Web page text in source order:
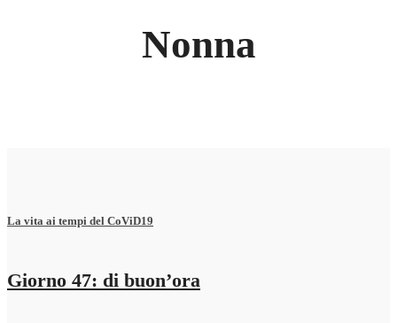
Nonna
La vita ai tempi del CoViD19
Giorno 47: di buon’ora